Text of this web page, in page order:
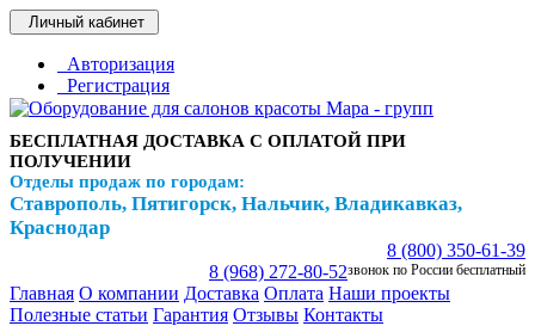
Личный кабинет
Авторизация
Регистрация
БЕСПЛАТНАЯ ДОСТАВКА С ОПЛАТОЙ ПРИ
ПОЛУЧЕНИИ
Отделы продаж по городам:
Ставрополь, Пятигорск, Нальчик, Владикавказ,
Краснодар
8 (800) 350-61-39
звонок по России бесплатный
8 (968) 272-80-52
Главная О компании Доставка Оплата Наши проекты
Полезные статьи Гарантия Отзывы Контакты